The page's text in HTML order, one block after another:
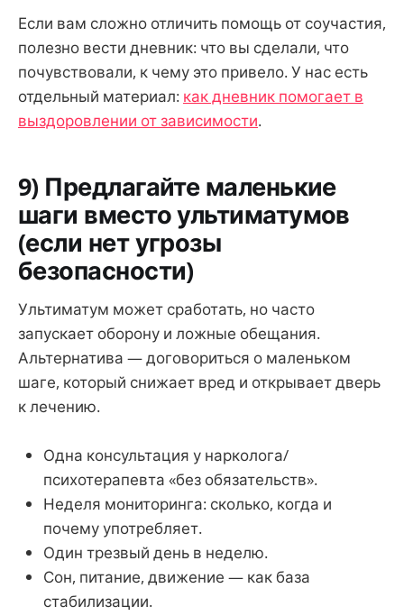
Если вам сложно отличить помощь от соучастия,
полезно вести дневник: что вы сделали, что
почувствовали, к чему это привело. У нас есть
отдельный материал: как дневник помогает в
выздоровлении от зависимости.
9) Предлагайте маленькие
шаги вместо ультиматумов
(если нет угрозы
безопасности)
Ультиматум может сработать, но часто
запускает оборону и ложные обещания.
Альтернатива — договориться о маленьком
шаге, который снижает вред и открывает дверь
к лечению.
Одна консультация у нарколога/
психотерапевта «без обязательств».
Неделя мониторинга: сколько, когда и
почему употребляет.
Один трезвый день в неделю.
Сон, питание, движение — как база
стабилизации.